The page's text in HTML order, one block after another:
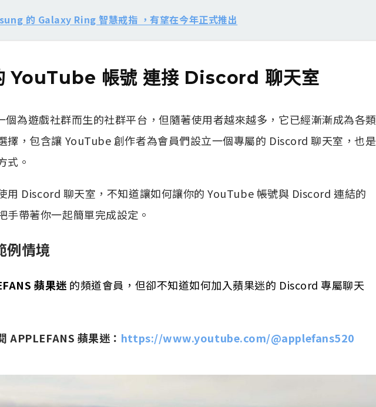
的 Galaxy Ring 智慧戒指 ，有望在今年正式推出
YouTube 帳號 連接 Discord 聊天室
個為遊戲社群而生的社群平台，但隨著使用者越來越多，它已經漸漸成為各類
擇，包含讓 YouTube 創作者為會員們設立一個專屬的 Discord 聊天室，也是
式。
用 Discord 聊天室，不知道讓如何讓你的 YouTube 帳號與 Discord 連結的
手帶著你一起簡單完成設定。
例情境
蘋果迷 的頻道會員，但卻不知道如何加入蘋果迷的 Discord 專屬聊天
APPLEFANS 蘋果迷： https://www.youtube.com/@applefans520